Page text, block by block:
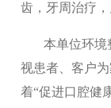
齿，牙周治疗
本单位环境
视患者、客户
着“促进口腔健